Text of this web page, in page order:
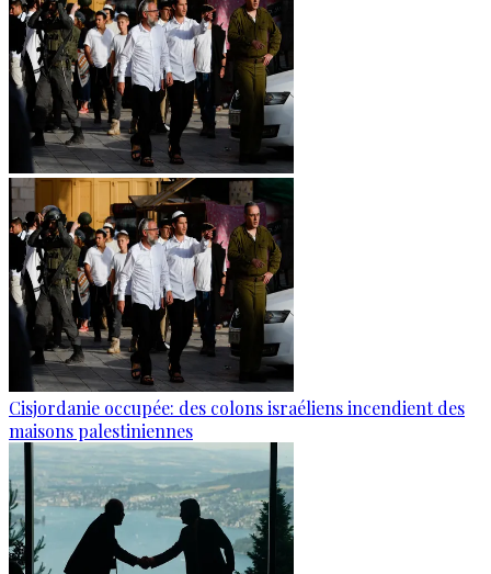
Cisjordanie occupée: des colons israéliens incendient des
maisons palestiniennes